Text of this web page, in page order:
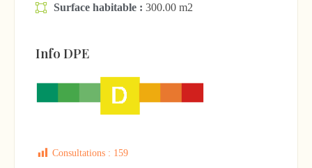
Surface habitable : 300.00 m2
Info DPE
Consultations : 159